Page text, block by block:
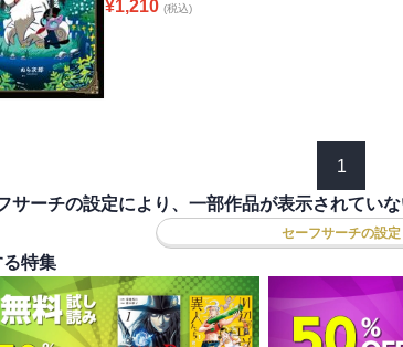
¥1,210 (税込)
1
サーチの設定により、一部作品が表示されていな
セーフサーチの設定
る特集